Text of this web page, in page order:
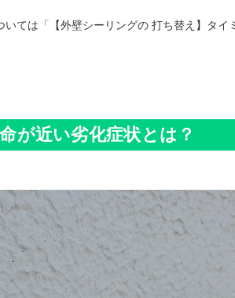
いては 「【外壁シーリングの 打ち替え】タ
が近い劣化症状とは？